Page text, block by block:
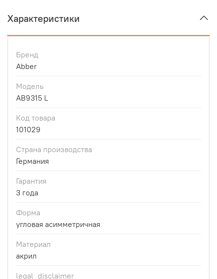
Характеристики
Бренд
Abber
Модель
AB9315 L
Код товара
101029
Страна производства
Германия
Гарантия
3 года
Форма
угловая асимметричная
Материал
акрил
legal_disclaimer